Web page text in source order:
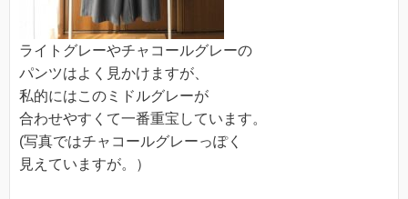
ライトグレーやチャコールグレーの
パンツはよく見かけますが、
私的にはこのミドルグレーが
合わせやすくて一番重宝しています。
(写真ではチャコールグレーっぽく
見えていますが。）